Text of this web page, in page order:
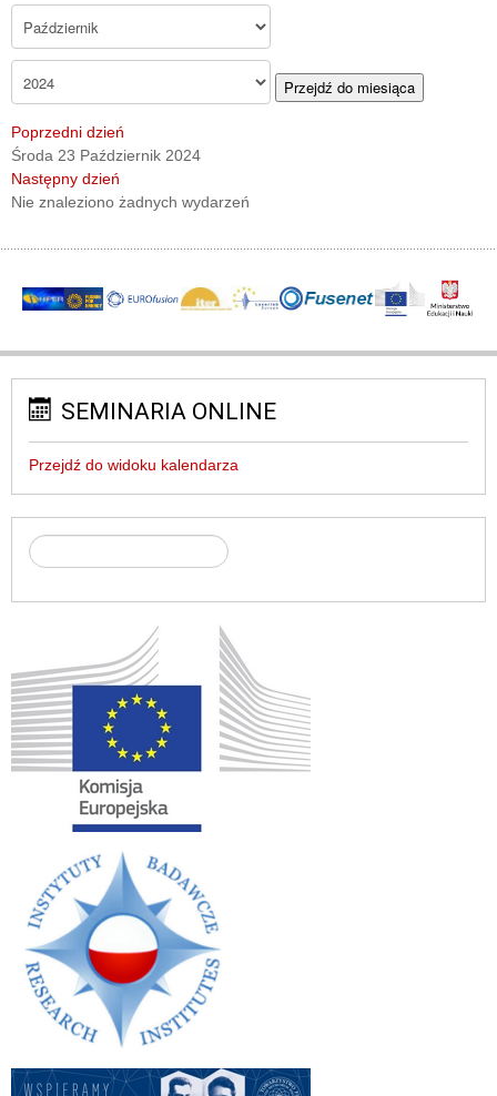
Przejdź do miesiąca
Poprzedni dzień
Środa 23 Październik 2024
Następny dzień
Nie znaleziono żadnych wydarzeń
SEMINARIA ONLINE
Przejdź do widoku kalendarza